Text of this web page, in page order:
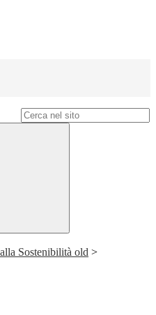
Sostenibilità old >